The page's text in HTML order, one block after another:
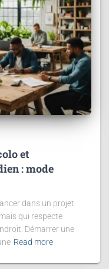
et
: mode
dans un projet
qui respecte
Démarrer une
Read more